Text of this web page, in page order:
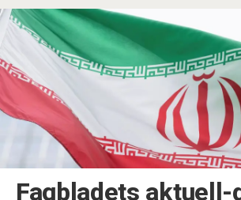
Fagbladets aktuell-